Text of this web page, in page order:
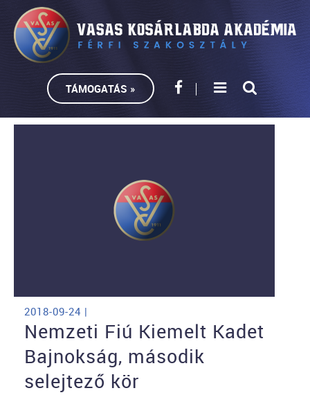
TÁMOGATÁS »
2018-09-24 |
Nemzeti Fiú Kiemelt Kadet
Bajnokság, második
selejtező kör